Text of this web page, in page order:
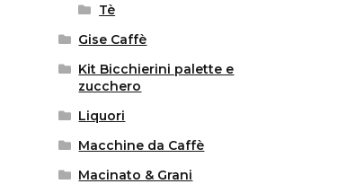
Tè
Gise Caffè
Kit Bicchierini palette e
zucchero
Liquori
Macchine da Caffè
Macinato & Grani